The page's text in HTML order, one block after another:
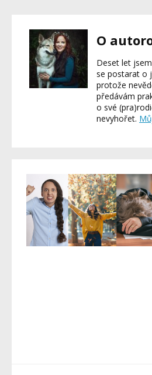
O
Deset let
se postarat o
protože
předávám
o své
nevyhořet.